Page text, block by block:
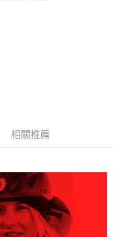
支付方式。 讓您購物簡單
的連結，可透過四大超商／
為交易完成。
若您需要取消訂單，請聯絡
為有效，需透過AFTEE先享
相關推薦